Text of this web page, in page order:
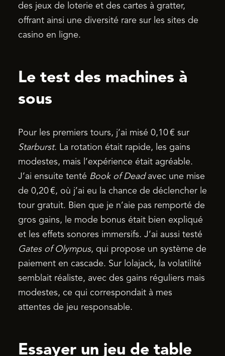
des jeux de loterie et des cartes à gratter,
offrant ainsi une diversité rare sur les sites de
casino en ligne.
Le test des machines à
sous
Pour les premiers tours, j’ai misé 0,10 € sur
Starburst. La rotation était rapide, les gains
modestes, mais l’expérience était agréable.
J’ai ensuite tenté Book of Deadavec une mise
de 0,20 €, où j’ai eu la chance de déclencher le
tour gratuit. Bien que je n’aie pas remporté de
gros gains, le mode bonus était bien expliqué
et les effets sonores immersifs. J’ai aussi testé
Gates of Olympus, qui propose un système de
paiement en cascade. Sur lolajack, la volatilité
semblait réaliste, avec des gains réguliers mais
modestes, ce qui correspondait à mes
attentes de jeu responsable.
Essayer un jeu de table